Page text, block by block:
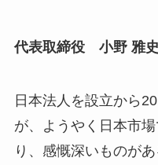
代表取締役 小野 雅史
日本法人を設立から
が、ようやく日本市
り、感慨深いものが